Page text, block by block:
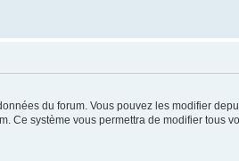
du forum. Vous pouvez les modifier
système vous permettra de modifier tous